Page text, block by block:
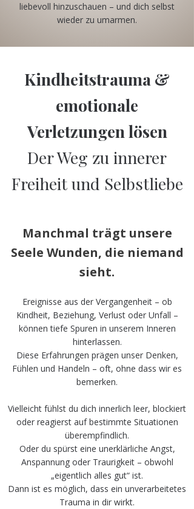
liebevoll hinzuschauen – und dich selbst
wieder zu umarmen.
Kindheitstrauma &
emotionale
Verletzungen lösen
Der Weg zu innerer
Freiheit und Selbstliebe
Manchmal trägt unsere
Seele Wunden, die niemand
sieht.
Ereignisse aus der Vergangenheit – ob
Kindheit, Beziehung, Verlust oder Unfall –
können tiefe Spuren in unserem Inneren
hinterlassen.
Diese Erfahrungen prägen unser Denken,
Fühlen und Handeln – oft, ohne dass wir es
bemerken.
Vielleicht fühlst du dich innerlich leer, blockiert
oder reagierst auf bestimmte Situationen
überempfindlich.
Oder du spürst eine unerklärliche Angst,
Anspannung oder Traurigkeit – obwohl
„eigentlich alles gut“ ist.
Dann ist es möglich, dass ein unverarbeitetes
Trauma in dir wirkt.